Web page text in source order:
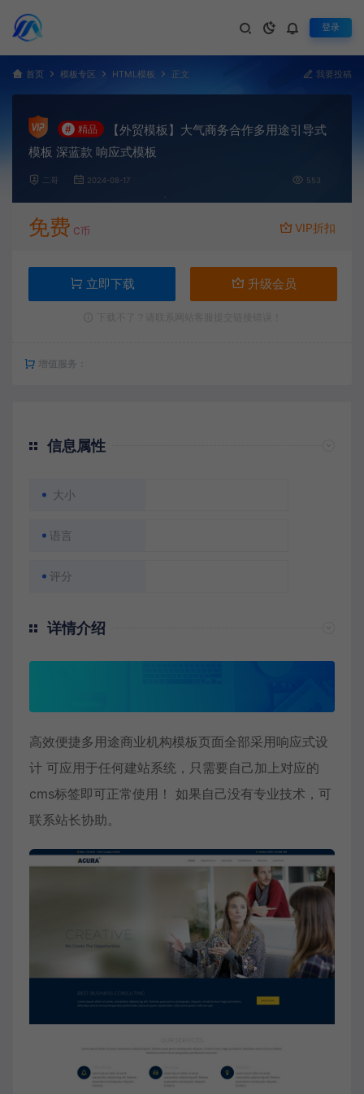
登录
首页 模板专区 HTML模板 正文 我要投稿
# 精品
【外贸模板】大气商务合作多用途引导式
模板 深蓝款 响应式模板
二哥 2024-08-17 553
免费 C币 VIP折扣
立即下载 升级会员
增值服务：
信息属性
大小
语言
评分
详情介绍
高效便捷多用途商业机构模板页面全部采用响应式设
计 可应用于任何建站系统，只需要自己加上对应的
cms标签即可正常使用！ 如果自己没有专业技术，可
联系站长协助。